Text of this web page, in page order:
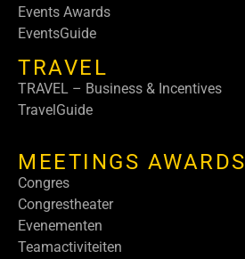
Events Awards
EventsGuide
TRAVEL
TRAVEL – Business & Incentives
TravelGuide
MEETINGS AWARDS
Congres
Congrestheater
Evenementen
Teamactiviteiten